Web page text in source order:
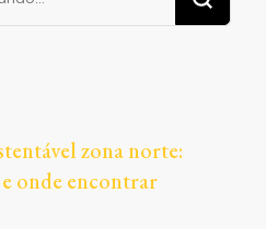
zona norte:
onde encontrar